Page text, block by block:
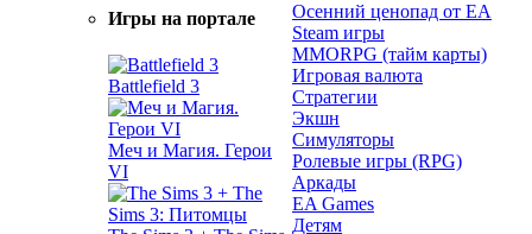
Игры на портале
Battlefield 3
Меч и Магия. Герои
VI
Осенний ценопад от EA
Steam игры
MMORPG (тайм карты)
Игровая валюта
Стратегии
Экшн
Симуляторы
Ролевые игры (RPG)
Аркады
EA Games
Детям